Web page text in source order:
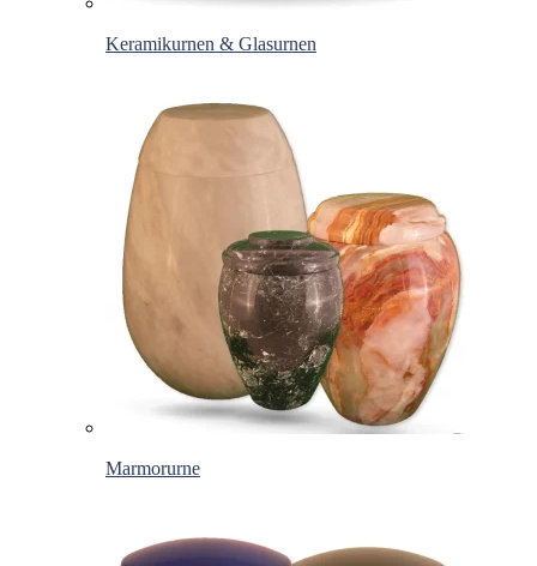
Keramikurnen & Glasurnen
Marmorurne